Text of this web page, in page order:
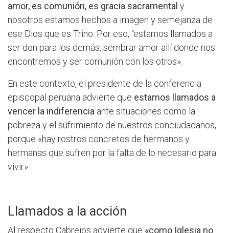
amor, es comunión, es gracia sacramental y
nosotros estamos hechos a imagen y semejanza de
ese Dios que es Trino. Por eso, “estamos llamados a
ser don para los demás, sembrar amor allí donde nos
encontremos y ser comunión con los otros».
En este contexto, el presidente de la conferencia
episcopal peruana advierte que estamos llamados a
vencer la indiferencia ante situaciones como la
pobreza y el sufrimiento de nuestros conciudadanos,
porque «hay rostros concretos de hermanos y
hermanas que sufren por la falta de lo necesario para
vivir».
Llamados a la acción
Al respecto Cabrejos advierte que «como Iglesia no